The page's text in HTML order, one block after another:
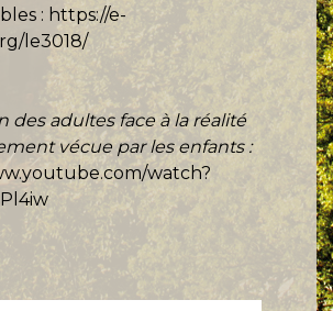
: https://e-
le3018/
des adultes face à la réalité
vécue par les enfants :
watch?